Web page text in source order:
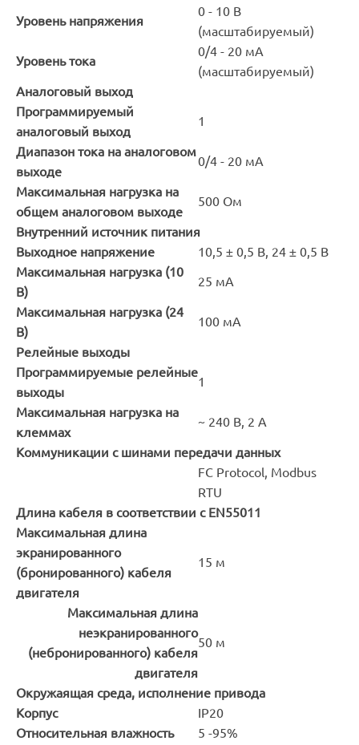
Уровень напряжения
0 - 10 В
(масштабируемый)
Уровень тока
0/4 - 20 мА
(масштабируемый)
Аналоговый выход
Программируемый
аналоговый выход
1
Диапазон тока на аналоговом
выходе
0/4 - 20 мА
Максимальная нагрузка на
общем аналоговом выходе
500 Ом
Внутренний источник питания
Выходное напряжение
10,5 ± 0,5 В, 24 ± 0,5 В
Максимальная нагрузка (10
В)
25 мА
Максимальная нагрузка (24
В)
100 мА
Релейные выходы
Программируемые релейные
выходы
1
Максимальная нагрузка на
клеммах
~ 240 В, 2 А
Коммуникации с шинами передачи данных
FC Protocol, Modbus
RTU
Длина кабеля в соответствии с EN55011
Максимальная длина
экранированного
(бронированного) кабеля
двигателя
15 м
Максимальная длина
неэкранированного
(небронированного) кабеля
двигателя
50 м
Окружаящая среда, исполнение привода
Корпус
IP20
Относительная влажность
5 -95%